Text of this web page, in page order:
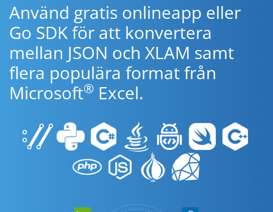
Använd gratis onlineapp eller
Go SDK för att konvertera
mellan JSON och XLAM samt
flera populära format från
Microsoft® Excel.